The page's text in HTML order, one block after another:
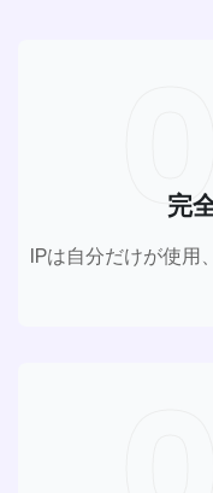
完
IPは自分だけが使用